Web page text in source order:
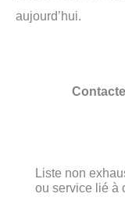
aujourd’hui.
Liste non
ou service lié à